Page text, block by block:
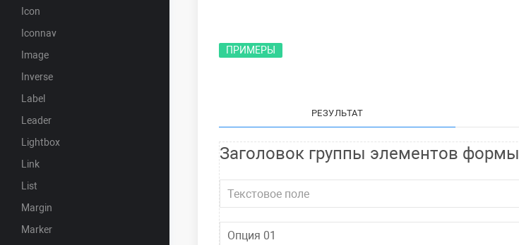
Icon
Iconnav
Image
Inverse
Label
Leader
Lightbox
Link
List
Margin
Marker
ПРИМЕРЫ
РЕЗУЛЬТАТ
Заголовок группы элементов формы